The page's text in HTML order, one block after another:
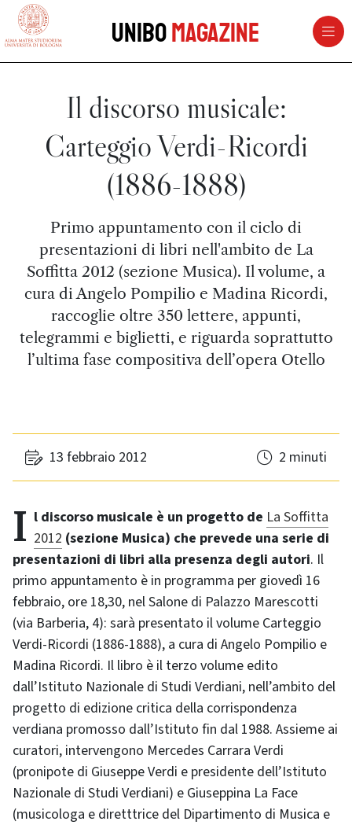
vai al contenuto della pagina
UniboMagazine
Il discorso musicale:
Carteggio Verdi-Ricordi
(1886-1888)
Primo appuntamento con il ciclo di
presentazioni di libri nell'ambito de La
Soffitta 2012 (sezione Musica). Il volume, a
cura di Angelo Pompilio e Madina Ricordi,
raccoglie oltre 350 lettere, appunti,
telegrammi e biglietti, e riguarda soprattutto
l’ultima fase compositiva dell’opera Otello
13 febbraio 2012 2 minuti
Il discorso musicale è un progetto de La Soffitta
2012 (sezione Musica) che prevede una serie di
presentazioni di libri alla presenza degli autori. Il
primo appuntamento è in programma per giovedì 16
febbraio, ore 18,30, nel Salone di Palazzo Marescotti
(via Barberia, 4): sarà presentato il volume Carteggio
Verdi-Ricordi (1886-1888), a cura di Angelo Pompilio e
Madina Ricordi. Il libro è il terzo volume edito
dall’Istituto Nazionale di Studi Verdiani, nell’ambito del
progetto di edizione critica della corrispondenza
verdiana promosso dall’Istituto fin dal 1988. Assieme ai
curatori, intervengono Mercedes Carrara Verdi
(pronipote di Giuseppe Verdi e presidente dell’Istituto
Nazionale di Studi Verdiani) e Giuseppina La Face
(musicologa e diretttrice del Dipartimento di Musica e